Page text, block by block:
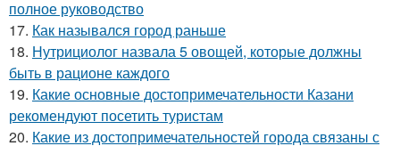
полное руководство
17. Как назывался город раньше
18. Нутрициолог назвала 5 овощей, которые должны
быть в рационе каждого
19. Какие основные достопримечательности Казани
рекомендуют посетить туристам
20. Какие из достопримечательностей города связаны с